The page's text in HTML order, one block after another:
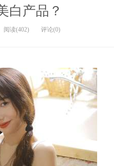
白产品？
阅读(402) 评论(0)